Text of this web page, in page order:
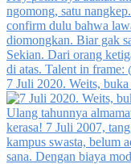
7 Juli 2020. Weits,